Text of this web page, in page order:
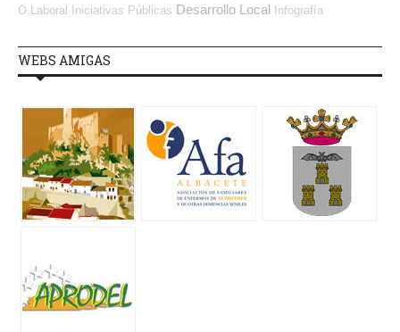
O.Laboral Iniciativas Públicas Desarrollo Local Infografía
WEBS AMIGAS